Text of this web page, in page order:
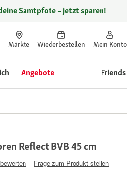
Samtpfote – jetztsparen!
Märkte Wiederbestellen Mein Konto
Angebote Friends
Reflect BVB 45 cm
Frage zum Produkt stellen